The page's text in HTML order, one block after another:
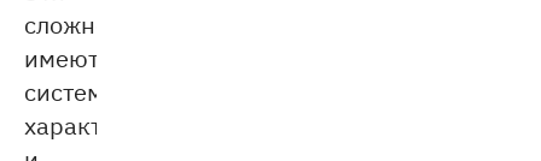
сложности
имеют
системный
характер,